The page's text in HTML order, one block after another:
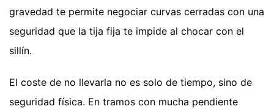
gravedad te permite negociar curvas cerradas con una
seguridad que la tija fija te impide al chocar con el
sillín.
El coste de no llevarla no es solo de tiempo, sino de
seguridad física. En tramos con mucha pendiente